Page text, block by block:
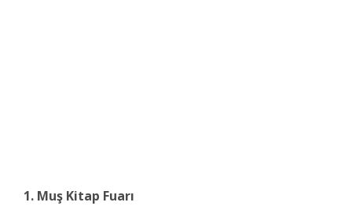
1. Muş Kitap Fuarı